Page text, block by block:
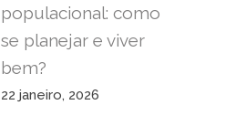
populacional: como
se planejar e viver
bem?
22 janeiro, 2026